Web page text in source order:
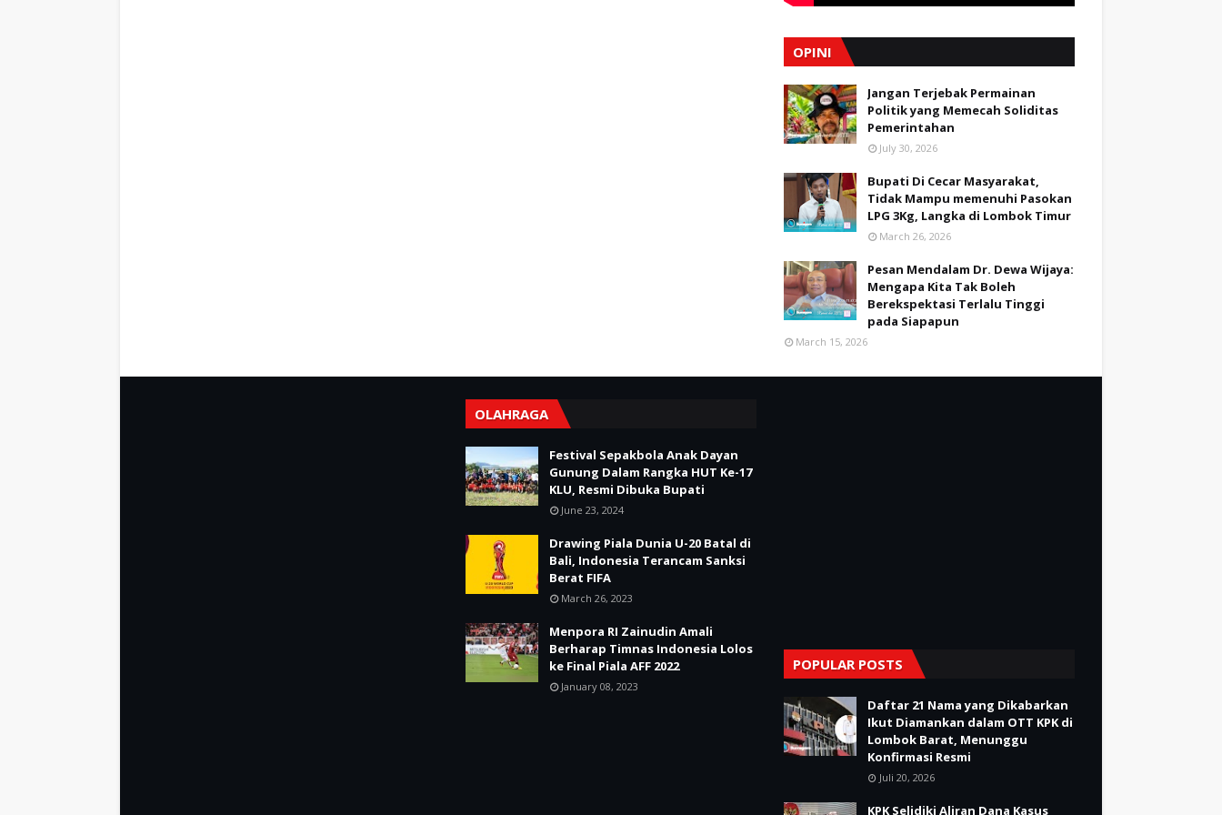
OPINI
Jangan Terjebak Permainan
Politik yang Memecah Soliditas
Pemerintahan
July 30, 2026
Bupati Di Cecar Masyarakat,
Tidak Mampu memenuhi Pasokan
LPG 3Kg, Langka di Lombok Timur
March 26, 2026
Pesan Mendalam Dr. Dewa Wijaya:
Mengapa Kita Tak Boleh
Berekspektasi Terlalu Tinggi
pada Siapapun
March 15, 2026
OLAHRAGA
Festival Sepakbola Anak Dayan
Gunung Dalam Rangka HUT Ke-17
KLU, Resmi Dibuka Bupati
June 23, 2024
Drawing Piala Dunia U-20 Batal di
Bali, Indonesia Terancam Sanksi
Berat FIFA
March 26, 2023
Menpora RI Zainudin Amali
Berharap Timnas Indonesia Lolos
ke Final Piala AFF 2022
January 08, 2023
POPULAR POSTS
Daftar 21 Nama yang Dikabarkan
Ikut Diamankan dalam OTT KPK di
Lombok Barat, Menunggu
Konfirmasi Resmi
Juli 20, 2026
KPK Selidiki Aliran Dana Kasus